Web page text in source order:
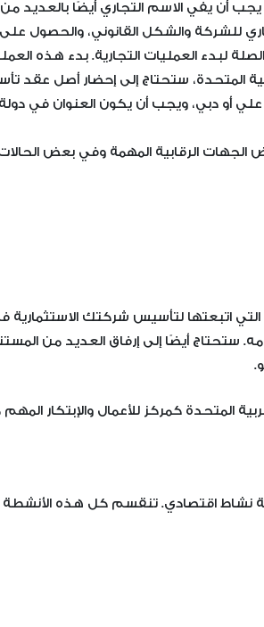
أن يفي الاسم التجاري أيضًا بالعديد من
للشركة والشكل القانوني، والحصول
لبدء العمليات التجارية. بدء هذه
المتحدة، ستحتاج إلى إحضار أصل عقد
دبي، ويجب أن يكون العنوان في دولة
الرقابية المهمة وفي بعض
اتبعتها لتأسيس شركتك
ستحتاج أيضًا إلى إرفاق العديد من
المتحدة كمركز للأعمال والإبتكار المهم
نشاط اقتصادي. تنقسم كل هذه